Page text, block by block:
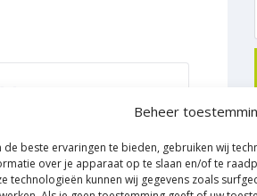
Beheer
de beste ervaringen te bieden, gebruiken wij
over je apparaat op te slaan en/of te
technologieën kunnen wij gegevens zoals
of een comfortabele zithoek
Als extra hebben
Hierdoor komen de
strakke afwerking. Dat wil
dat je de blokken
deze stapelblokken perfect